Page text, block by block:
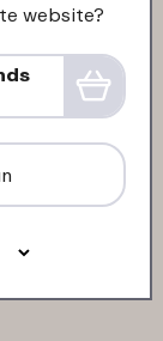
website?